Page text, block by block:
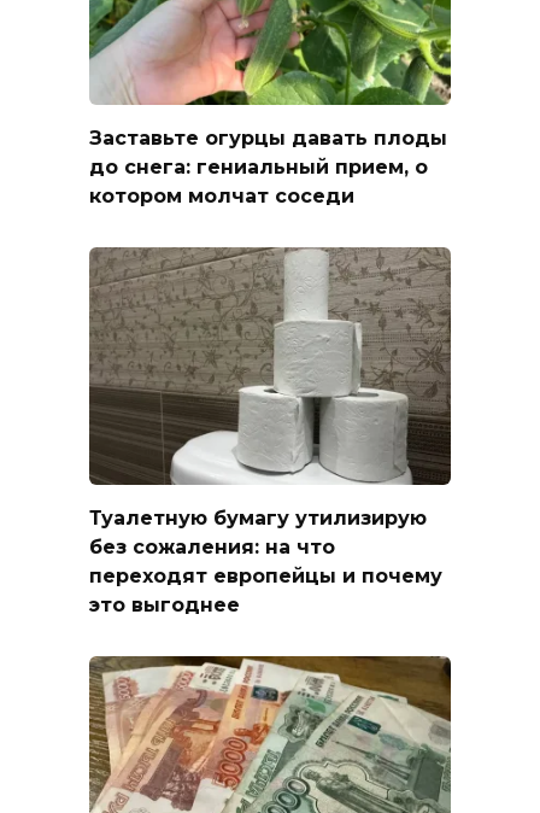
Заставьте огурцы давать плоды
до снега: гениальный прием, о
котором молчат соседи
Туалетную бумагу утилизирую
без сожаления: на что
переходят европейцы и почему
это выгоднее